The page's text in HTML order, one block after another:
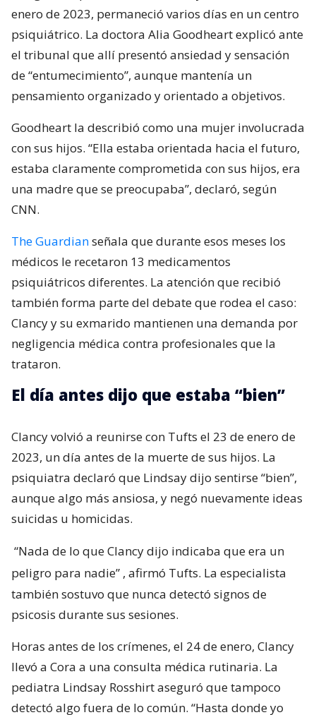
enero de 2023, permaneció varios días en un centro
psiquiátrico. La doctora Alia Goodheart explicó ante
el tribunal que allí presentó ansiedad y sensación
de “entumecimiento”, aunque mantenía un
pensamiento organizado y orientado a objetivos.
Goodheart la describió como una mujer involucrada
con sus hijos. “Ella estaba orientada hacia el futuro,
estaba claramente comprometida con sus hijos, era
una madre que se preocupaba”, declaró, según
CNN.
The Guardianseñala que durante esos meses los
médicos le recetaron 13 medicamentos
psiquiátricos diferentes. La atención que recibió
también forma parte del debate que rodea el caso:
Clancy y su exmarido mantienen una demanda por
negligencia médica contra profesionales que la
trataron.
El día antes dijo que estaba “bien”
Clancy volvió a reunirse con Tufts el 23 de enero de
2023, un día antes de la muerte de sus hijos. La
psiquiatra declaró que Lindsay dijo sentirse “bien”,
aunque algo más ansiosa, y negó nuevamente ideas
suicidas u homicidas.
“Nada de lo que Clancy dijo indicaba que era un
peligro para nadie” , afirmó Tufts. La especialista
también sostuvo que nunca detectó signos de
psicosis durante sus sesiones.
Horas antes de los crímenes, el 24 de enero, Clancy
llevó a Cora a una consulta médica rutinaria. La
pediatra Lindsay Rosshirt aseguró que tampoco
detectó algo fuera de lo común. “Hasta donde yo